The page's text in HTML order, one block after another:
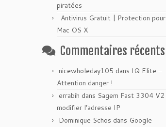
piratées
Antivirus Gratuit | Protection pour
Mac OS X
Commentaires récents
nicewholeday105 dans IQ Elite –
Attention danger !
errabih dans Sagem Fast 3304 V2
modifier l’adresse IP
Dominique Schos dans Google